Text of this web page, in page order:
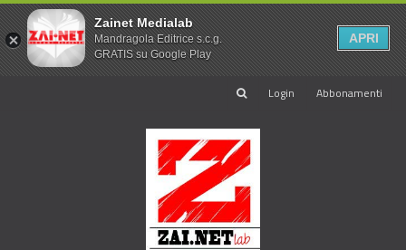
Login Abbonamenti
Zainet Medialab
Mandragola Editrice s.c.g.
GRATIS su Google Play
APRI